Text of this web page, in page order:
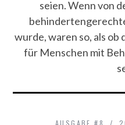
seien. Wenn von
wurde, waren so, als
für Menschen mit